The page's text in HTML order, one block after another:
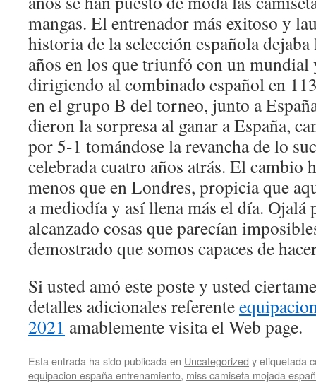
mangas. El entrenador más exitoso y
historia de la selección española
años en los que triunfó con un mundial
dirigiendo al combinado español en
en el grupo B del torneo, junto a
dieron la sorpresa al ganar a España,
por 5-1 tomándose la revancha de lo
celebrada cuatro años atrás. El cambio
menos que en Londres, propicia que
a mediodía y así llena más el día. Ojalá
alcanzado cosas que parecían
demostrado que somos capaces de
Si usted amó este poste y usted
detalles adicionales referente
2021 amablemente visita el Web page.
Esta entrada ha sido publicada en Uncategorized y etiquetada
equipacion españa entrenamiento, miss camiseta mojada